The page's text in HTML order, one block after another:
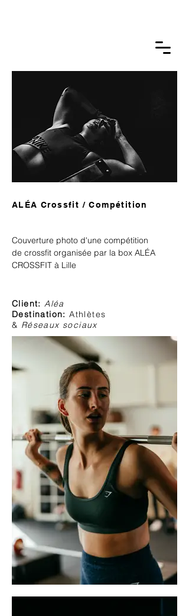
ALÉA Crossfit / Compétition
Couverture photo d'une compétition
de crossfit organisée par la box ALÉA
CROSSFIT à Lille
Client:Aléa
Destination: Athlètes
& Réseaux sociaux